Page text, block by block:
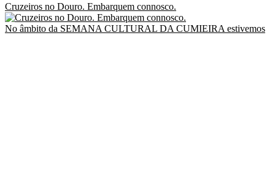
Cruzeiros no Douro. Embarquem connosco.
No âmbito da SEMANA CULTURAL DA CUMIEIRA estivemos